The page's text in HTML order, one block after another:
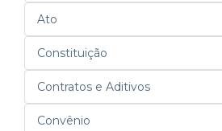
Ato
Constituição
Contratos e Aditivos
Convênio